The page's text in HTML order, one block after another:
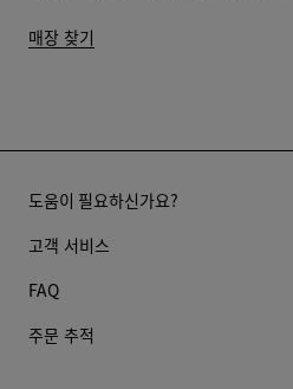
매장 찾기
도움이 필요하신가요?
고객 서비스
FAQ
주문 추적